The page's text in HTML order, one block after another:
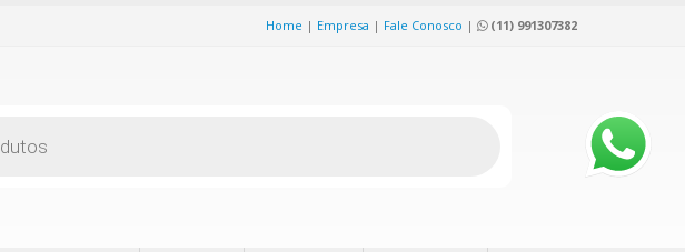
Home | Empresa | Fale Conosco | (11) 991307382